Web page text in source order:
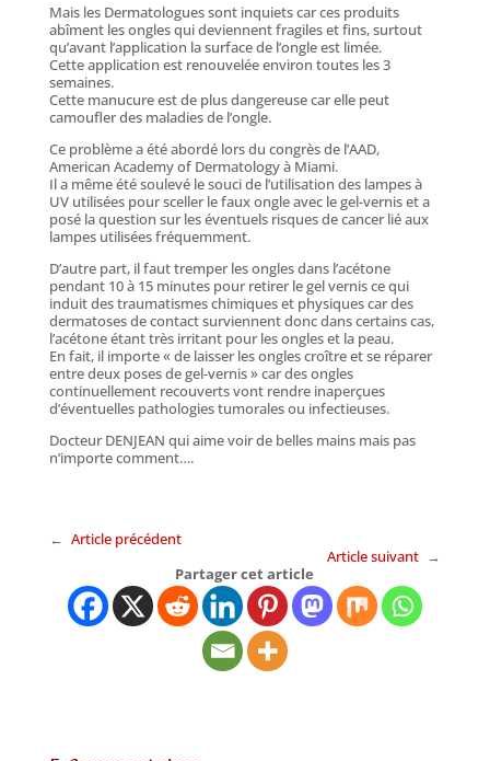
Mais les Dermatologues sont inquiets car ces produits
abîment les ongles qui deviennent fragiles et fins, surtout
qu’avant l’application la surface de l’ongle est limée.
Cette application est renouvelée environ toutes les 3
semaines.
Cette manucure est de plus dangereuse car elle peut
camoufler des maladies de l’ongle.
Ce problème a été abordé lors du congrès de l’AAD,
American Academy of Dermatology à Miami.
Il a même été soulevé le souci de l’utilisation des lampes à
UV utilisées pour sceller le faux ongle avec le gel-vernis et a
posé la question sur les éventuels risques de cancer lié aux
lampes utilisées fréquemment.
D’autre part, il faut tremper les ongles dans l’acétone
pendant 10 à 15 minutes pour retirer le gel vernis ce qui
induit des traumatismes chimiques et physiques car des
dermatoses de contact surviennent donc dans certains cas,
l’acétone étant très irritant pour les ongles et la peau.
En fait, il importe « de laisser les ongles croître et se réparer
entre deux poses de gel-vernis » car des ongles
continuellement recouverts vont rendre inaperçues
d’éventuelles pathologies tumorales ou infectieuses.
Docteur DENJEAN qui aime voir de belles mains mais pas
n’importe comment….
← Article précédent
Article suivant →
Partager cet article